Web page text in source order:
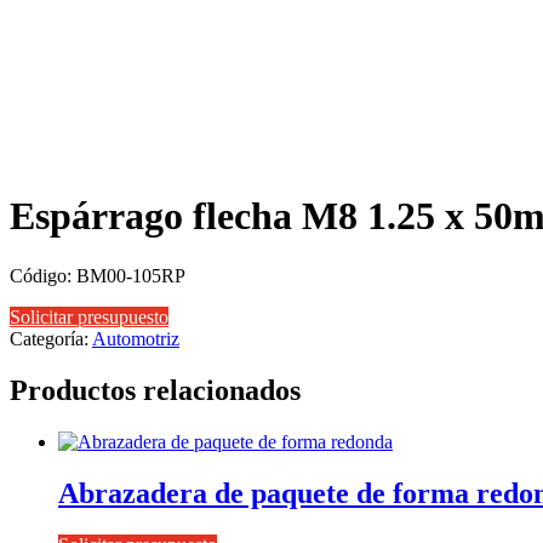
Espárrago flecha M8 1.25 x
Código: BM00-105RP
Solicitar presupuesto
Categoría: Automotriz
Productos relacionados
Abrazadera de paquete de forma